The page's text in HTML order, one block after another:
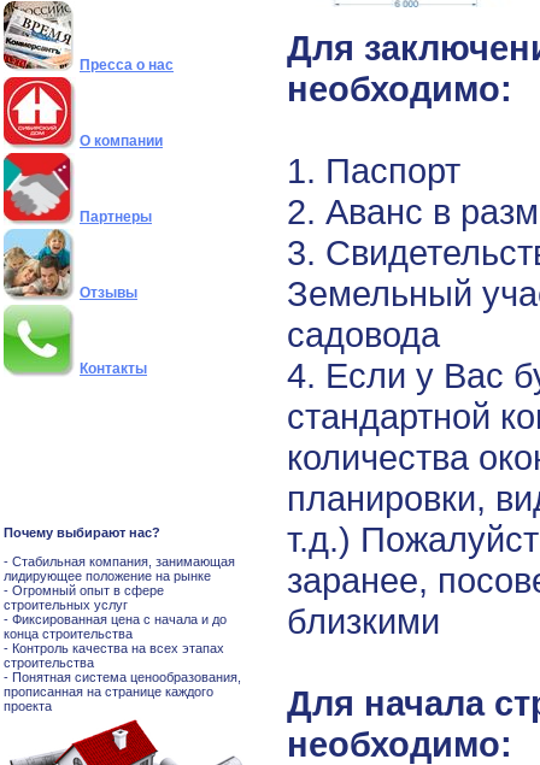
Пресса о нас
О компании
Партнеры
Отзывы
Контакты
Почему выбирают нас?
- Стабильная компания, занимающая
лидирующее положение на рынке
- Огромный опыт в сфере
строительных услуг
- Фиксированная цена с начала и до
конца строительства
- Контроль качества на всех этапах
строительства
- Понятная система ценообразования,
прописанная на странице каждого
проекта
Для
необходимо:
1. Паспорт
2. Аванс в
3.
Земельный
садовода
4. Если у Вас
стандартной
количества
планировки,
т.д.)
заранее,
близкими
Для начала
необходимо: